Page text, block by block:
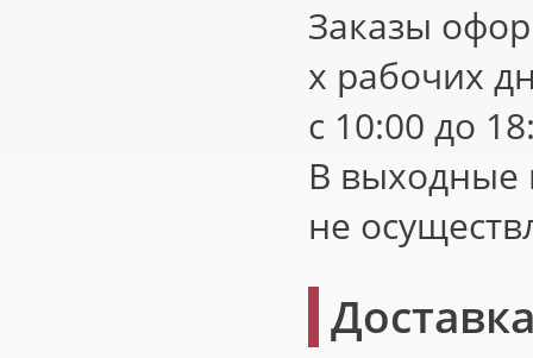
Заказы
х рабочих
с 10:00 до
В выходные
не